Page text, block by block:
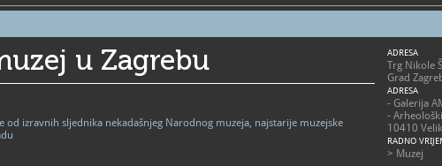
u Zagrebu
od izravnih sljednika nekadašnjeg Narodnog muzeja, najstarije muzejske
ADRESA
Trg Nikole
Grad
ADRESA
- Galerija
-
10410
RADNO
> Muzej